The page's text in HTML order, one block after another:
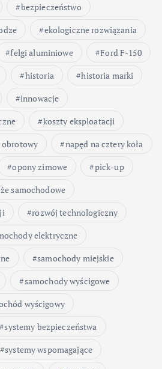
bezpieczeństwo
ekologiczne rozwiązania
felgi aluminiowe
Ford F-150
historia
historia marki
innowacje
koszty eksploatacji
napęd na cztery koła
opony zimowe
pick-up
samochodowe
rozwój technologiczny
elektryczne
samochody miejskie
samochody wyścigowe
wyścigowy
systemy bezpieczeństwa
systemy wspomagające